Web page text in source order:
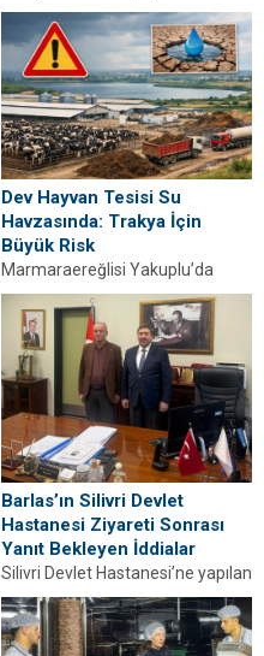
Dev Hayvan Tesisi Su
Havzasında: Trakya İçin
Büyük Risk
Marmaraereğlisi Yakuplu’da
planlanan 13 bin büyükbaş
kapasiteli tesis, içme suyu
havzası ve çevresel riskleriyle
tartışma...
Barlas’ın Silivri Devlet
Hastanesi Ziyareti Sonrası
Yanıt Bekleyen İddialar
Silivri Devlet Hastanesi’ne yapılan
siyasi ziyaret sonrası,
kamuoyunda gündeme gelen
iddialarla ilgili resmî bir